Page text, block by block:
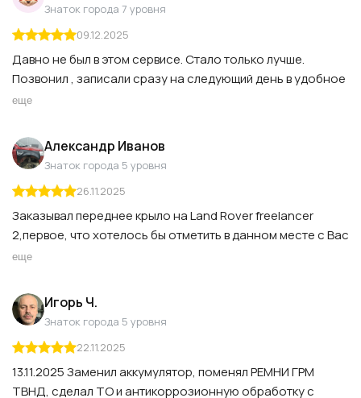
Знаток города 7 уровня
09.12.2025
Давно не был в этом сервисе. Стало только лучше.
Позвонил , записали сразу на следующий день в удобное
время, сделали быстро и хорошо. Эвок 2,2 D
еще
Александр Иванов
Знаток города 5 уровня
26.11.2025
Заказывал переднее крыло на Land Rover freelancer
2,первое, что хотелось бы отметить в данном месте с Вас
не возьмут предоплату до тех пор пока поставщик
запчасти, запчасть пришла в оговоренных срок,
отношение к клиентам хорошее, работники дают
хорошую консультацию по запчастям, всегда на связи и
не смотря на то, что я брал деталь китайского
происхождения и был готов к определённым
"несостыкавкам" сотрудники всё равно сопереживают и
еще
Игорь Ч.
Знаток города 5 уровня
22.11.2025
13.11.2025 Заменил аккумулятор, поменял РЕМНИ ГРМ
ТВНД, сделал ТО и антикоррозионную обработку с